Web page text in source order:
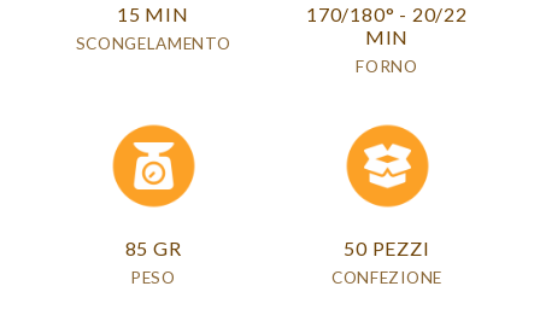
15 MIN
SCONGELAMENTO
170/180° - 20/22
MIN
FORNO
85 GR
PESO
50 PEZZI
CONFEZIONE